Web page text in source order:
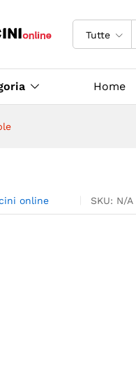
Tutte
Home
online SKU: N/A